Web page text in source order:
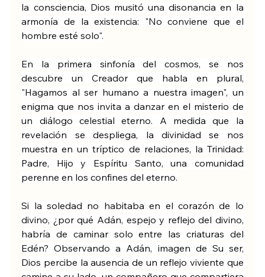
la consciencia, Dios musitó una disonancia en la
armonía de la existencia: "No conviene que el
hombre esté solo".
En la primera sinfonía del cosmos, se nos
descubre un Creador que habla en plural,
"Hagamos al ser humano a nuestra imagen", un
enigma que nos invita a danzar en el misterio de
un diálogo celestial eterno. A medida que la
revelación se despliega, la divinidad se nos
muestra en un tríptico de relaciones, la Trinidad:
Padre, Hijo y Espíritu Santo, una comunidad
perenne en los confines del eterno.
Si la soledad no habitaba en el corazón de lo
divino, ¿por qué Adán, espejo y reflejo del divino,
habría de caminar solo entre las criaturas del
Edén? Observando a Adán, imagen de Su ser,
Dios percibe la ausencia de un reflejo viviente que